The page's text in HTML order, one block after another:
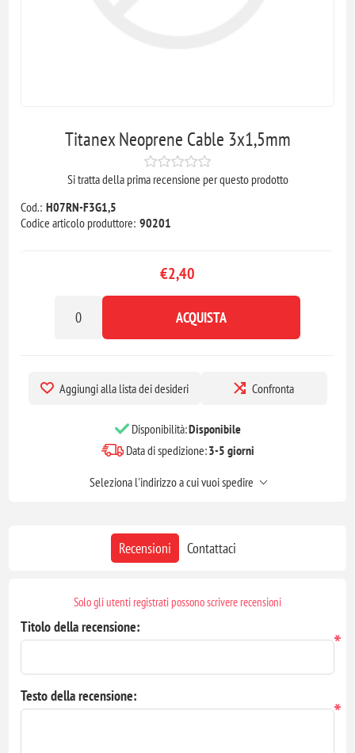
Titanex Neoprene Cable 3x1,5mm
Si tratta della prima recensione per questo prodotto
Cod.: H07RN-F3G1,5
Codice articolo produttore: 90201
€2,40
ACQUISTA
Aggiungi alla lista dei desideri Confronta
Disponibilità:Disponibile
Data di spedizione:3-5 giorni
Seleziona l'indirizzo a cui vuoi spedire
Recensioni Contattaci
Solo gli utenti registrati possono scrivere recensioni
Titolo della recensione:
*
Testo della recensione:
*